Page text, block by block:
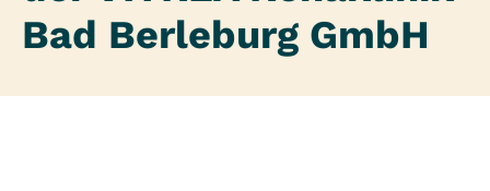
Bad Berleburg GmbH